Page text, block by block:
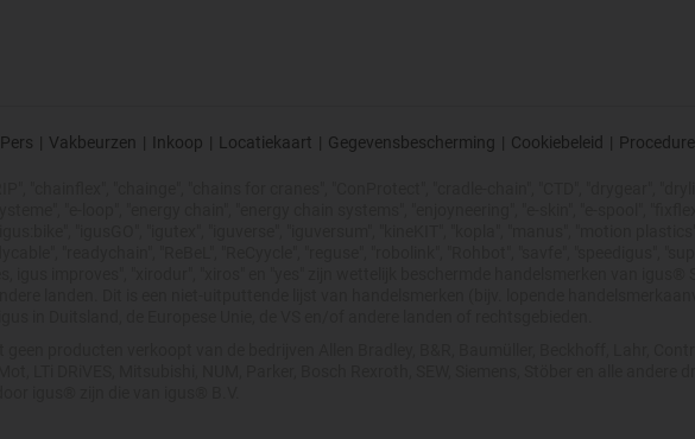
Pers | Vakbeurzen | Inkoop | Locatiekaart | Gegevensbescherming | Cookiebeleid |